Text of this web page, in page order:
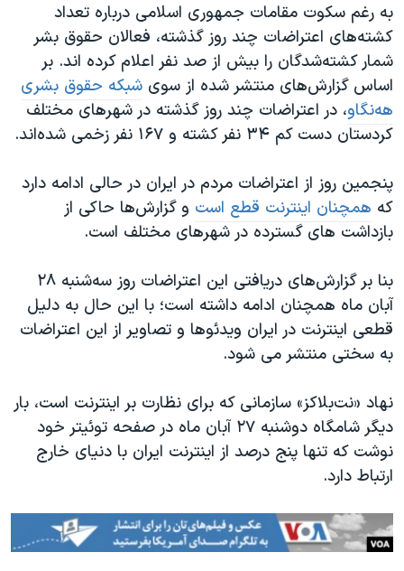
به رغم سکوت مقامات جمهوری اسلامی درباره تعداد
کشته‌های اعتراضات چند روز گذشته، فعالان حقوق بشر
شمار کشته‌شدگان را بیش از صد نفر اعلام کرده اند. بر
اساس گزارش‌‎های منتشر شده از سوی
شبکه حقوق بشری
هه‌نگاو، در اعتراضات چند روز گذشته در شهرهای مختلف
کردستان دست کم ۳۴ نفر کشته و ۱۶۷ نفر زخمی شدەاند.
پنجمین روز از اعتراضات مردم در ایران در حالی ادامه دارد
که همچنان اینترنت قطع است و گزارش‌ها حاکی از
بازداشت های گسترده در شهرهای مختلف است.
بنا بر گزارش‌های دریافتی این اعتراضات روز سه‌شنبه ۲۸
آبان ماه همچنان ادامه داشته است؛ با این حال به دلیل
قطعی اینترنت در ایران ویدئوها و تصاویر از این اعتراضات
به سختی منتشر می شود.
نهاد «نت‌بلاکز» سازمانی که برای نظارت بر اینترنت است، بار
دیگر شامگاه دوشنبه ۲۷ آبان ماه در صفحه توئیتر خود
نوشت که تنها پنج درصد از اینترنت ایران با دنیای خارج
ارتباط دارد.